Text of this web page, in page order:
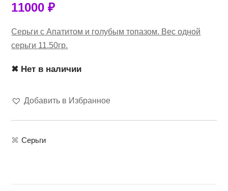
11000₽
Серьги с Апатитом и голубым топазом. Вес одной
серьги 11.50гр.
✖ Нет в наличии
Добавить в Избранное
⌘ Серьги